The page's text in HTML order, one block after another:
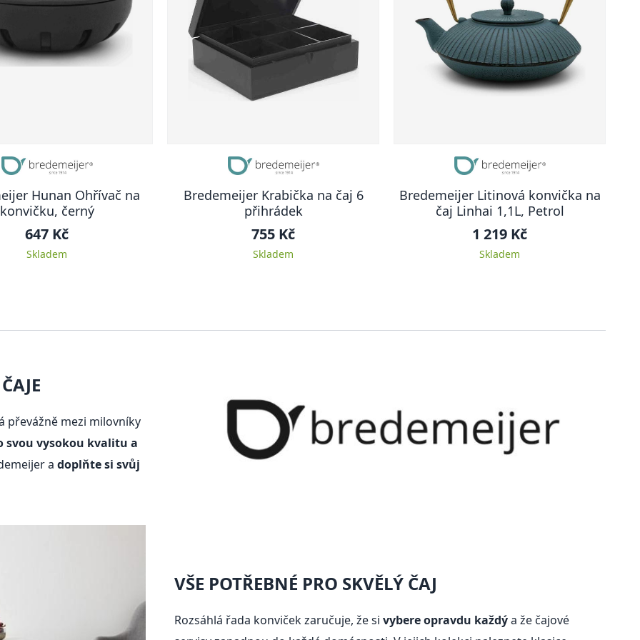
Hunan Ohřívač na
konvičku, černý
647 Kč
Skladem
Bredemeijer Krabička na čaj 6
přihrádek
755 Kč
Skladem
Bredemeijer Litinová konvička na
čaj Linhai 1,1L, Petrol
1 219 Kč
Skladem
převážně mezi milovníky
svou vysokou kvalitu a
a doplňte si svůj
VŠE POTŘEBNÉ PRO SKVĚLÝ ČAJ
Rozsáhlá řada konviček zaručuje, že si vybere opravdu každýa že čajové